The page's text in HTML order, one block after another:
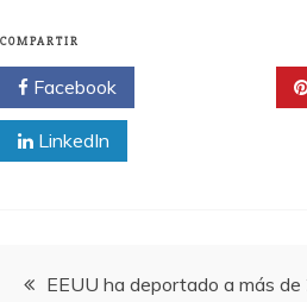
COMPARTIR
Facebook
LinkedIn
Navegación
EEUU ha deportado a más